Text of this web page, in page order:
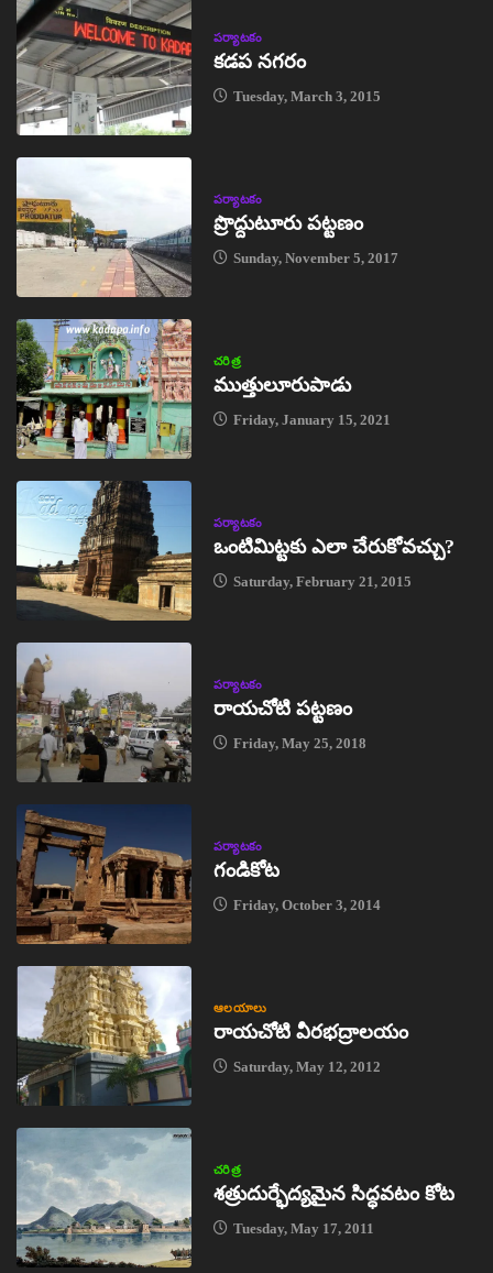
పర్యాటకం
కడప నగరం
Tuesday, March 3, 2015
పర్యాటకం
ప్రొద్దుటూరు పట్టణం
Sunday, November 5, 2017
చరిత్ర
ముత్తులూరుపాడు
Friday, January 15, 2021
పర్యాటకం
ఒంటిమిట్టకు ఎలా చేరుకోవచ్చు?
Saturday, February 21, 2015
పర్యాటకం
రాయచోటి పట్టణం
Friday, May 25, 2018
పర్యాటకం
గండికోట
Friday, October 3, 2014
ఆలయాలు
రాయచోటి వీరభద్రాలయం
Saturday, May 12, 2012
చరిత్ర
శత్రుదుర్భేద్యమైన సిద్ధవటం కోట
Tuesday, May 17, 2011